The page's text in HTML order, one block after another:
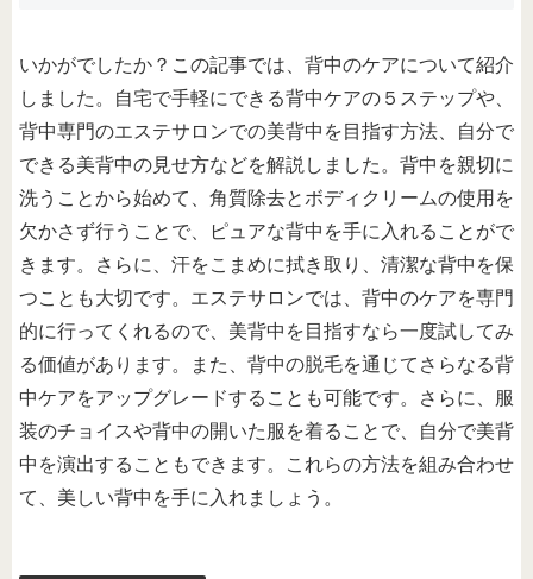
いかがでしたか？この記事では、背中のケアについて紹介
しました。自宅で手軽にできる背中ケアの５ステップや、
背中専門のエステサロンでの美背中を目指す方法、自分で
できる美背中の見せ方などを解説しました。背中を親切に
洗うことから始めて、角質除去とボディクリームの使用を
欠かさず行うことで、ピュアな背中を手に入れることがで
きます。さらに、汗をこまめに拭き取り、清潔な背中を保
つことも大切です。エステサロンでは、背中のケアを専門
的に行ってくれるので、美背中を目指すなら一度試してみ
る価値があります。また、背中の脱毛を通じてさらなる背
中ケアをアップグレードすることも可能です。さらに、服
装のチョイスや背中の開いた服を着ることで、自分で美背
中を演出することもできます。これらの方法を組み合わせ
て、美しい背中を手に入れましょう。